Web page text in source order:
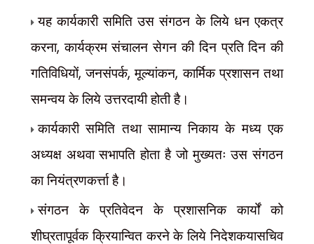
यह कार्यकारी समिति उस संगठन के लिये धन एकत्र
करना,कार्यक्रम संचालन सेगन की दिन प्रति दिन की
गतिविधियों,जनसंपर्क,मूल्यांकन,कार्मिक प्रशासन तथा
समन्वय के लिये उत्तरदायी होती है।
कार्यकारी समिति तथा सामान्य निकाय के मध्य एक
अध्यक्ष अथवा सभापति होता है जो मुख्यतः उस संगठन
का नियंत्रणकर्त्ता है।
संगठन के प्रतिवेदन के प्रशासनिक कार्यों को
शीघ्रतापूर्वक क्रियान्वित करने के लिये निदेशकयासचिव